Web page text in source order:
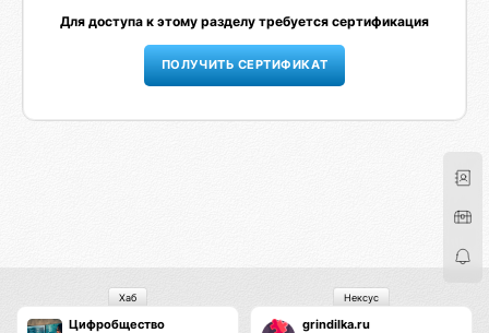
Для доступа к этому разделу требуется сертификация
ПОЛУЧИТЬ СЕРТИФИКАТ
Цифробщество
Хаб
grindilka.ru
Нексус